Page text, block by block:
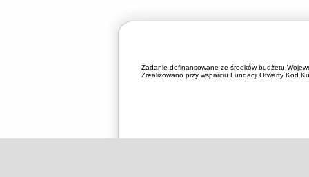
Zadanie dofinansowane ze środków budżetu
Zrealizowano przy wsparciu Fundacji Otwarty Kod